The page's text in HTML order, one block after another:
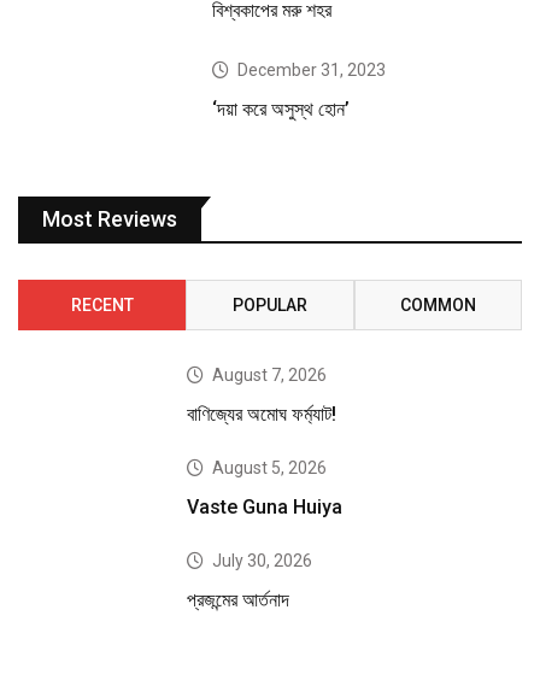
বিশ্বকাপের মরু শহর
December 31, 2023
‘দয়া করে অসুস্থ হোন’
Most Reviews
RECENT POPULAR COMMON
August 7, 2026
বাণিজ্যের অমোঘ ফর্ম্যাট!
August 5, 2026
Vaste Guna Huiya
July 30, 2026
প্রজন্মের আর্তনাদ